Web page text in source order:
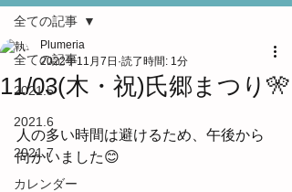
全ての記事
2021.5
2021.6
2021.7
カレンダー
全ての記事
11/03(木・祝)氏郷まつり🎌
Plumeria
2022年11月7日 読了時間: 1分
人の多い時間は避けるため、午後から
向かいました😊